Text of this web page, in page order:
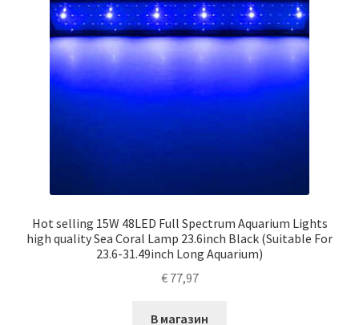
Hot selling 15W 48LED Full Spectrum Aquarium Lights
high quality Sea Coral Lamp 23.6inch Black (Suitable For
23.6-31.49inch Long Aquarium)
€77,97
В магазин